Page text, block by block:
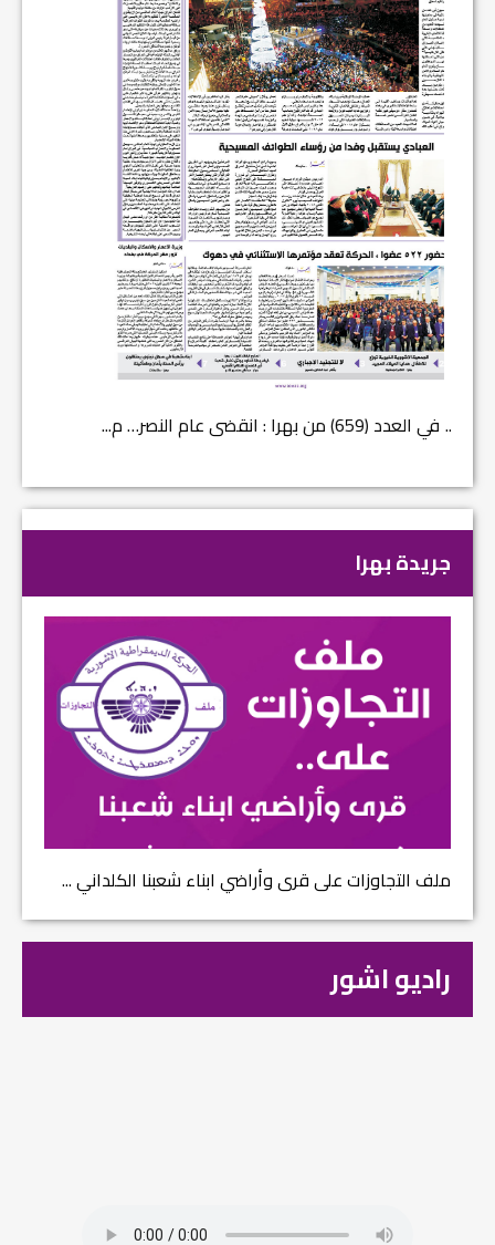
في العدد (659) من بهرا : انقضى عام النصر… م...
جريدة بهرا
ملف التجاوزات على قرى وأراضي ابناء شعبنا الكلداني ...
راديو اشور